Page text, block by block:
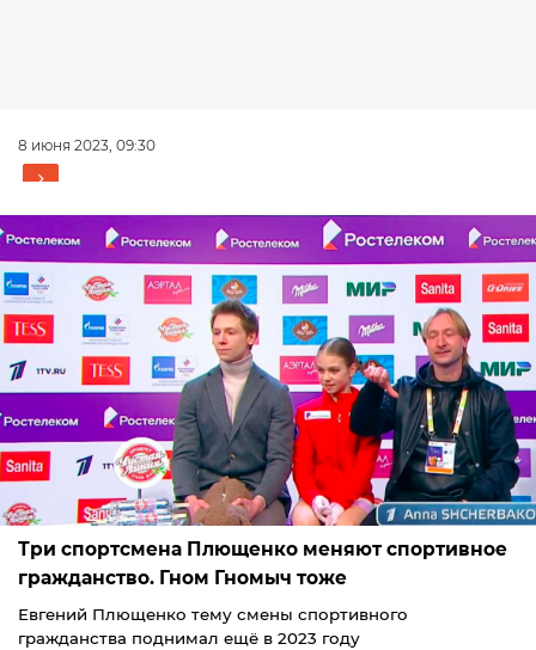
8 июня 2023, 09:30
Три спортсмена Плющенко меняют спортивное
гражданство. Гном Гномыч тоже
Евгений Плющенко тему смены спортивного
гражданства поднимал ещё в 2023 году